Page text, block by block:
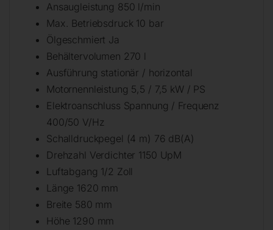
Ansaugleistung 850 l/min
Max. Betriebsdruck 10 bar
Ölgeschmiert Ja
Behältervolumen 270 l
Ausführung stationär / horizontal
Motornennleistung 5,5 / 7,5 kW / PS
Elektroanschluss Spannung / Frequenz
400/50 V/Hz
Schalldruckpegel (4 m) 76 dB(A)
Drehzahl Verdichter 1150 UpM
Luftabgang 1/2 Zoll
Länge 1620 mm
Breite 580 mm
Höhe 1290 mm